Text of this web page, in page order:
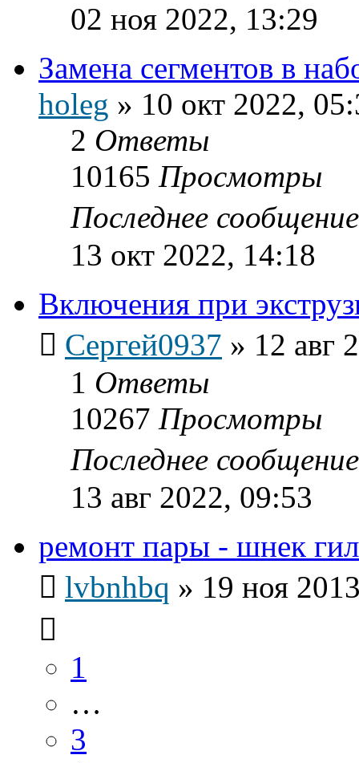
02 ноя 2022, 13:29
Замена сегментов в
holeg » 10 окт 2022,
2 Ответы
10165 Просмотры
Последнее
13 окт 2022, 14:18
Включения при
Сергей0937 » 12 авг
1 Ответы
10267 Просмотры
Последнее
13 авг 2022, 09:53
ремонт пары - шнек
lvbnhbq » 19 ноя
1
…
3